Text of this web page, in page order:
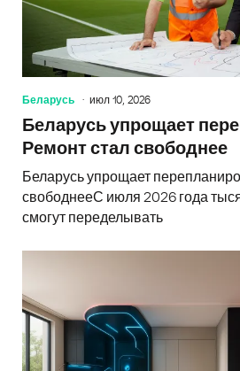
Беларусь июл 10, 2026
Беларусь упрощает
Ремонт стал свободнее
Беларусь упрощает
свободнееС июля 2026 года
смогут переделывать